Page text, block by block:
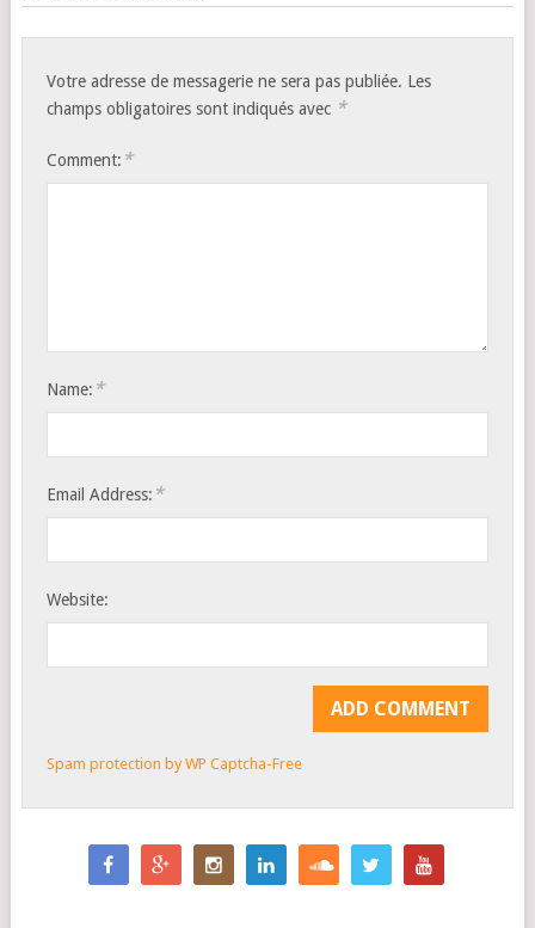
Votre adresse de messagerie ne sera pas publiée. Les
champs obligatoires sont indiqués avec *
Comment: *
Name: *
Email Address: *
Website:
Spam protection by WP Captcha-Free